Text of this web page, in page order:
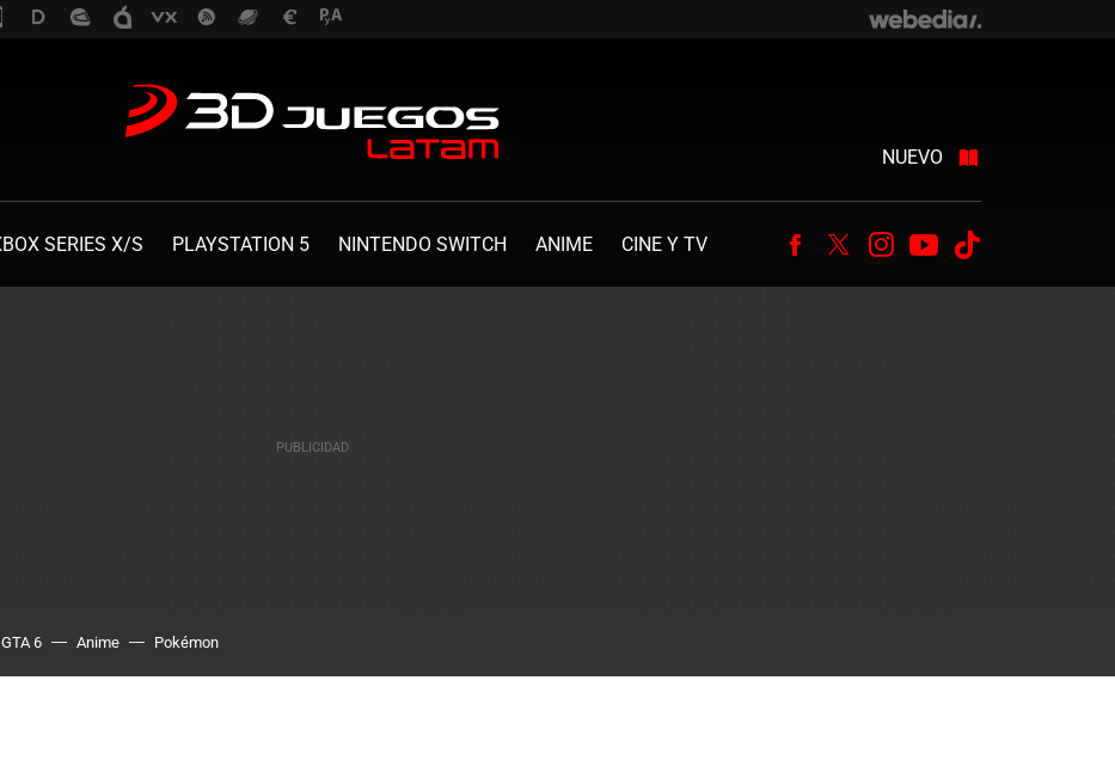
NUEVO
SERIES X/S PLAYSTATION 5 NINTENDO SWITCH ANIME CINE Y TV Facebook
TwitterInstagram
Youtube
GTA 6 Anime Pokémon